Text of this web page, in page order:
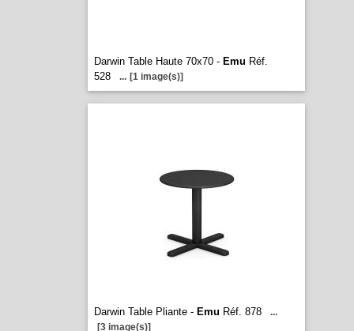
Darwin Table Haute 70x70 - Emu Réf.
528
... [1 image(s)]
Darwin Table Pliante - Emu Réf. 878
...
[3 image(s)]